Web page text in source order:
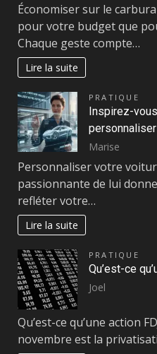
Économiser sur le
pour votre budget que
Chaque geste compte…
Lire la suite
PRATIQUE
Inspirez-
Marise
Personnaliser votre
passionnante de lui
refléter votre…
Lire la suite
PRATIQUE
Qu’est-ce
Joel
Qu’est-ce qu’une action
novembre est la